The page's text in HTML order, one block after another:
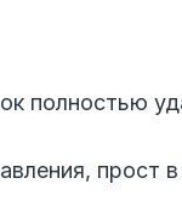
полностью
прост